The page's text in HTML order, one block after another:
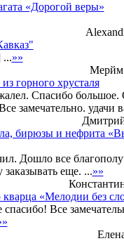
«Дорогой веры»
...»»
Мерйм
горного хрусталя
Спасибо большое.
замечательно. удачи
бирюзы и нефрита
Дошло все
заказывать еще. ...»»
кварца «Мелодии без
Все